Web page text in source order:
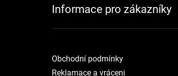
Informace pro zákazníky
Obchodní podmínky
Reklamace a vráceni